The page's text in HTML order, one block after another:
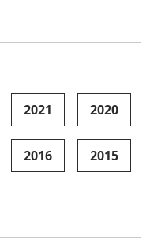
2021 2020
2016 2015